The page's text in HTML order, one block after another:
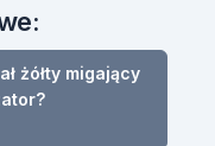
żółty migający